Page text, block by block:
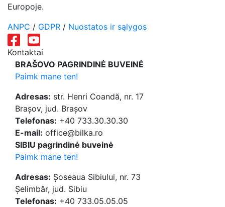
Europoje.
ANPC / GDPR / Nuostatos ir sąlygos
Kontaktai
BRAŠOVO PAGRINDINĖ BUVEINĖ
Paimk mane ten!
Adresas: str. Henri Coandă, nr. 17
Brașov, jud. Brașov
Telefonas: +40 733.30.30.30
E-mail: office@bilka.ro
SIBIU pagrindinė buveinė
Paimk mane ten!
Adresas: Șoseaua Sibiului, nr. 73
Șelimbăr, jud. Sibiu
Telefonas: +40 733.05.05.05